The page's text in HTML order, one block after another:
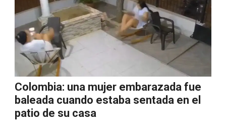
Colombia: una mujer embarazada fue
baleada cuando estaba sentada en el
patio de su casa